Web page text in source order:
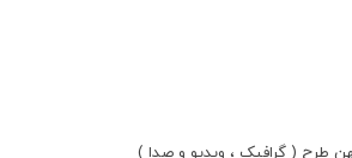
طرح ( گرافیک ، ویدیو و صدا )